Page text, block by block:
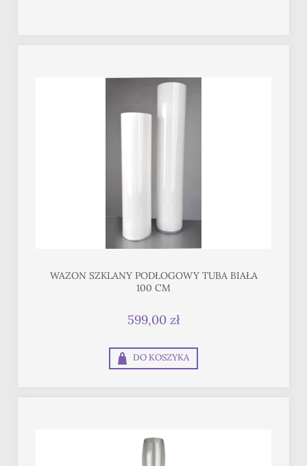
WAZON SZKLANY PODŁOGOWY TUBA BIAŁA
100 CM
599,00 zł
DO KOSZYKA